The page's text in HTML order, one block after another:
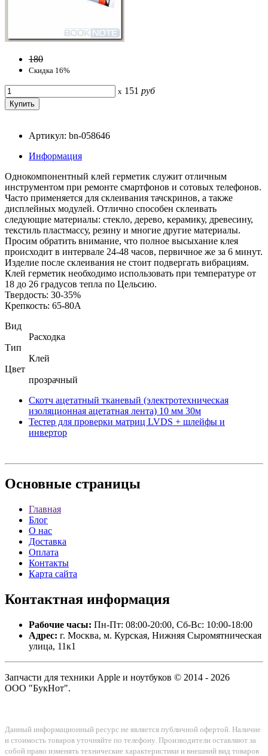
180
Скидка 16%
x 151 руб
Артикул: bn-058646
Информация
Однокомпонентный клей герметик служит отличным
инструментом при ремонте смартфонов и сотовых телефонов.
Часто применяется для склеивания тачскринов, а также
дисплейных модулей. Отлично способен склеивать
следующие материалы: стекло, дерево, керамику, древесину,
текстиль пластмассу, резину и многие другие материалы.
Просим обратить внимание, что полное высыхание клея
происходит в интервале 24-48 часов, первичное же за 6 минут.
Изделие после склеивания не стоит подвергать вибрациям.
Клей герметик необходимо использовать при температуре от
18 до 26 градусов тепла по Цельсию.
Твердость: 30-35%
Крепкость: 65-80А
Вид
Расходка
Тип
Клей
Цвет
прозрачный
Скотч ацетатный тканевый (электротехническая
изоляционная ацетатная лента) 10 мм 30м
Тестер для проверки матриц LVDS + шлейфы и
инвертор
Основные страницы
Главная
Блог
О нас
Доставка
Оплата
Контакты
Карта сайта
Контактная информация
Рабочие часы: Пн-Пт: 08:00-20:00, Сб-Вс: 10:00-18:00
Адрес: г. Москва, м. Курская, Нижняя Сыромятническая
улица, 11к1
Запчасти для техники Apple и ноутбуков © 2014 - 2026
ООО "БукНот".
Данный информационный ресурс не является публичной офертой. Наличие
и стоимость товаров уточняйте по телефону. Производители оставляют за
собой право изменять технические характеристики и внешний вид товаров